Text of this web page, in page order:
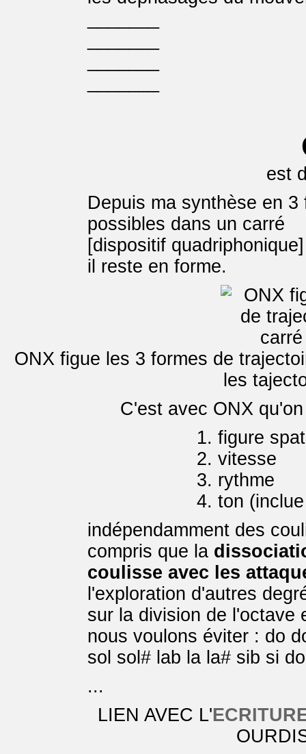
est
Depuis ma synthèse en
possibles dans un carré
[dispositif
il reste en forme.
ONX figue les 3 formes de
les
C'est avec ONX
1. figure
2. vitesse
3. rythme
4. ton
indépendamment des
compris que la
coulisse avec les
l'exploration d'autres
sur la division de l'octave
nous voulons éviter : do
sol sol# lab la la# sib si
...
LIEN AVEC L'